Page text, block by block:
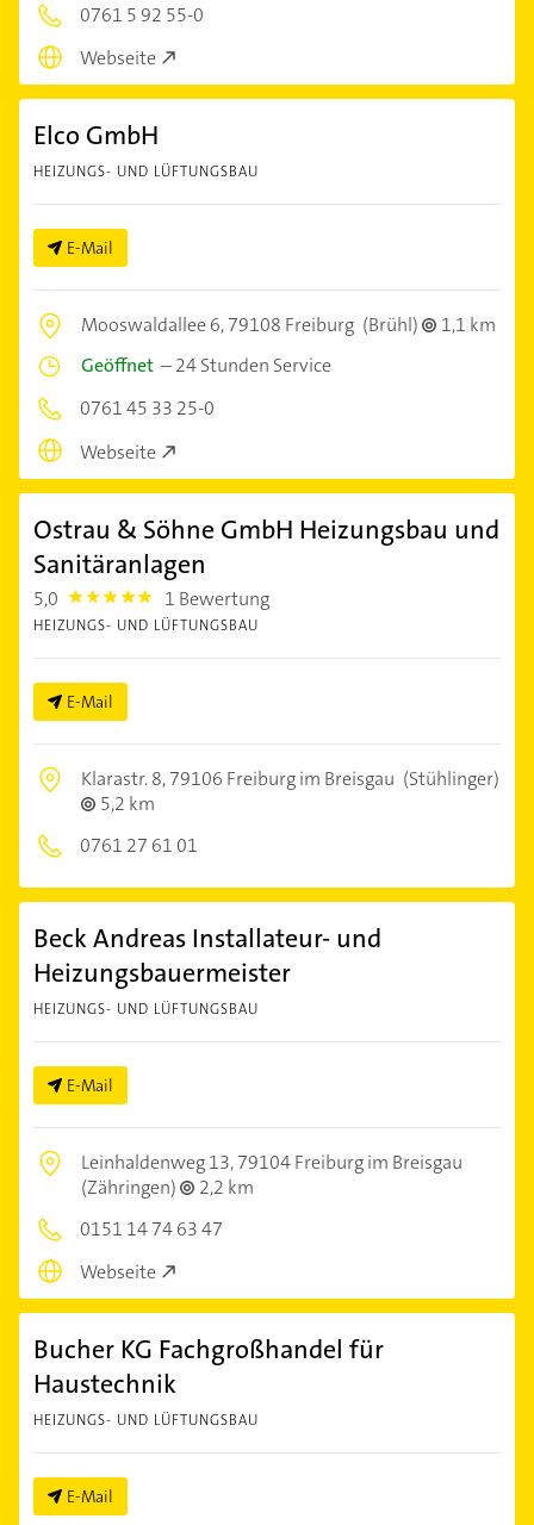
0761 5 92 55-0
Webseite
Elco GmbH
HEIZUNGS- UND LÜFTUNGSBAU
E-Mail
Mooswaldallee 6,79108 Freiburg (Brühl)
1,1 km
Geöffnet –24 Stunden Service
0761 45 33 25-0
Webseite
Ostrau & Söhne GmbH Heizungsbau und
Sanitäranlagen
5,0 5.0 1 Bewertung
HEIZUNGS- UND LÜFTUNGSBAU
E-Mail
Klarastr. 8,79106 Freiburg im Breisgau (Stühlinger)
5,2 km
0761 27 61 01
Beck Andreas Installateur- und
Heizungsbauermeister
HEIZUNGS- UND LÜFTUNGSBAU
E-Mail
Leinhaldenweg 13,79104 Freiburg im Breisgau
(Zähringen)
2,2 km
0151 14 74 63 47
Webseite
Bucher KG Fachgroßhandel für
Haustechnik
HEIZUNGS- UND LÜFTUNGSBAU
E-Mail